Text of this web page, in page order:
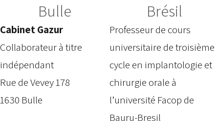
Bulle
Cabinet Gazur
Collaborateur à titre
indépendant
Rue de Vevey 178
1630 Bulle
Brésil
Professeur de cours
universitaire de troisième
cycle en implantologie et
chirurgie orale à
l’université Facop de
Bauru-Bresil